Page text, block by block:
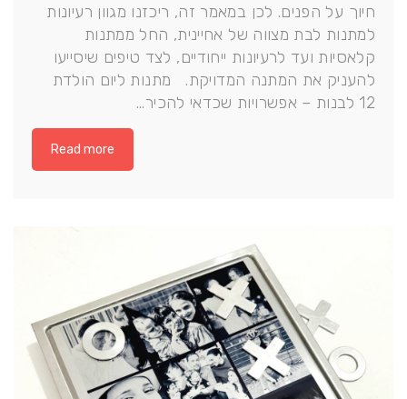
חיוך על הפנים. לכן במאמר זה, ריכזנו מגוון רעיונות
למתנות לבת מצווה של אחיינית, החל ממתנות
קלאסיות ועד לרעיונות ייחודיים, לצד טיפים שיסייעו
להעניק את המתנה המדויקת. מתנות ליום הולדת
12 לבנות – אפשרויות שכדאי להכיר…
Read more